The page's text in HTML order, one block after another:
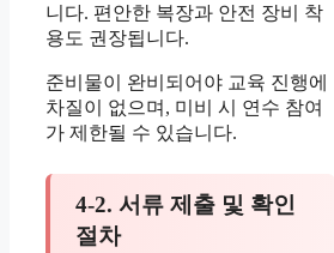
니다. 편안한 복장과 안전 장비 착
용도 권장됩니다.
준비물이 완비되어야 교육 진행에
차질이 없으며, 미비 시 연수 참여
가 제한될 수 있습니다.
4-2. 서류 제출 및 확인
절차